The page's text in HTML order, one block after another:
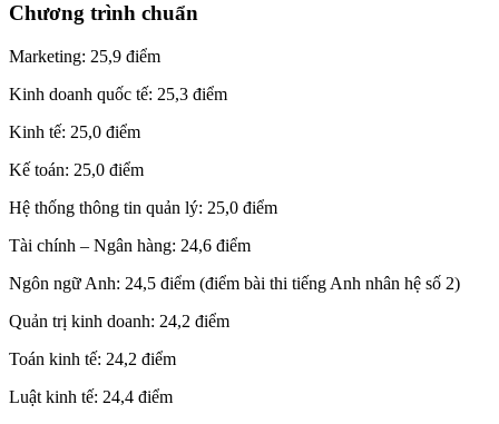
Chương trình chuẩn
Marketing: 25,9 điểm
Kinh doanh quốc tế: 25,3 điểm
Kinh tế: 25,0 điểm
Kế toán: 25,0 điểm
Hệ thống thông tin quản lý: 25,0 điểm
Tài chính – Ngân hàng: 24,6 điểm
Ngôn ngữ Anh: 24,5 điểm (điểm bài thi tiếng Anh nhân hệ số 2)
Quản trị kinh doanh: 24,2 điểm
Toán kinh tế: 24,2 điểm
Luật kinh tế: 24,4 điểm